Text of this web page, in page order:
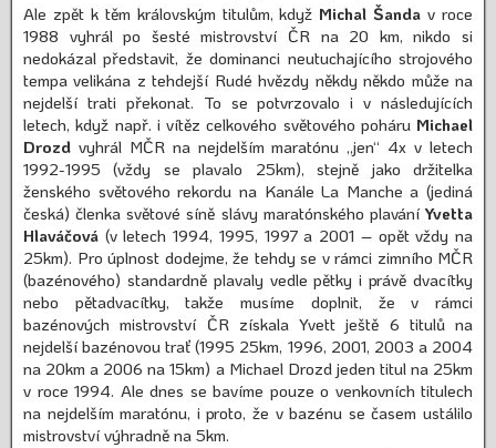
Ale zpět k těm královským titulům, když Michal Šanda v roce
1988 vyhrál po šesté mistrovství ČR na 20 km, nikdo si
nedokázal představit, že dominanci neutuchajícího strojového
tempa velikána z tehdejší Rudé hvězdy někdy někdo může na
nejdelší trati překonat. To se potvrzovalo i v následujících
letech, když např. i vítěz celkového světového poháru Michael
Drozd vyhrál MČR na nejdelším maratónu „jen“ 4x v letech
1992-1995 (vždy se plavalo 25km), stejně jako držitelka
ženského světového rekordu na Kanále La Manche a (jediná
česká) členka světové síně slávy maratónského plaváníYvetta
Hlaváčová (v letech 1994, 1995, 1997 a 2001 – opět vždy na
25km). Pro úplnost dodejme, že tehdy se v rámci zimního MČR
(bazénového) standardně plavaly vedle pětky i právě dvacítky
nebo pětadvacítky, takže musíme doplnit, že v rámci
bazénových mistrovství ČR získala Yvett ještě 6 titulů na
nejdelší bazénovou trať (1995 25km, 1996, 2001, 2003 a 2004
na 20km a 2006 na 15km) a Michael Drozd jeden titul na 25km
v roce 1994. Ale dnes se bavíme pouze o venkovních titulech
na nejdelším maratónu, i proto, že v bazénu se časem ustálilo
mistrovství výhradně na 5km.